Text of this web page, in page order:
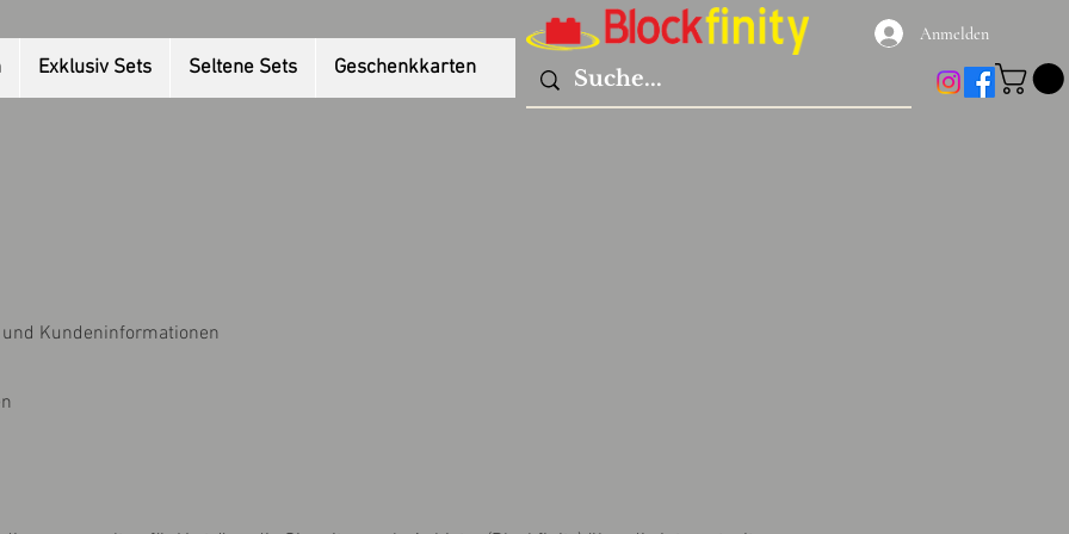
Exklusiv Sets Seltene Sets Geschenkkarten
Anmelden
Kundeninformationen